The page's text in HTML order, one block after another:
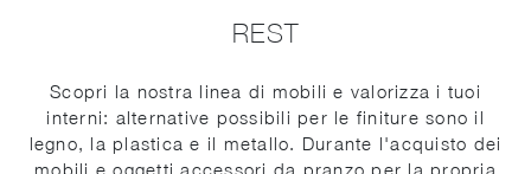
REST
Scopri la nostra linea di mobili e valorizza i tuoi
interni: alternative possibili per le finiture sono il
legno, la plastica e il metallo. Durante l'acquisto dei
mobili e oggetti accessori da pranzo per la propria